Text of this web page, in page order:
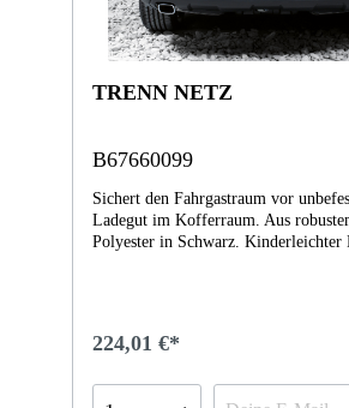
TRENN NETZ
B67660099
Sichert den Fahrgastraum vor
Ladegut im Kofferraum. Aus
Polyester in Schwarz. Kinderleichter
224,01 €*